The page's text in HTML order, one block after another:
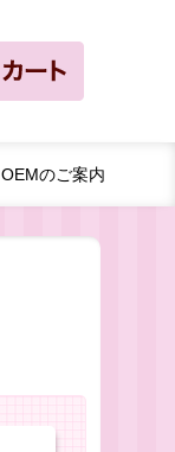
OEMのご案内